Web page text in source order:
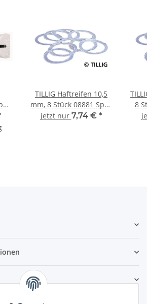
TILLIG Haftreifen 10,5
mm, 8 Stück 08881 Spur
TT
jetzt nur 7,74 € *
8